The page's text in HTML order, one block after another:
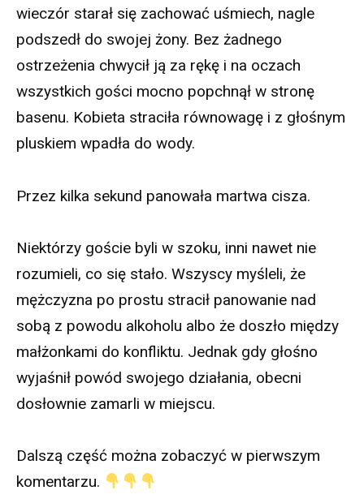
wieczór starał się zachować uśmiech, nagle
podszedł do swojej żony. Bez żadnego
ostrzeżenia chwycił ją za rękę i na oczach
wszystkich gości mocno popchnął w stronę
basenu. Kobieta straciła równowagę i z głośnym
pluskiem wpadła do wody.
Przez kilka sekund panowała martwa cisza.
Niektórzy goście byli w szoku, inni nawet nie
rozumieli, co się stało. Wszyscy myśleli, że
mężczyzna po prostu stracił panowanie nad
sobą z powodu alkoholu albo że doszło między
małżonkami do konfliktu. Jednak gdy głośno
wyjaśnił powód swojego działania, obecni
dosłownie zamarli w miejscu.
Dalszą część można zobaczyć w pierwszym
komentarzu.